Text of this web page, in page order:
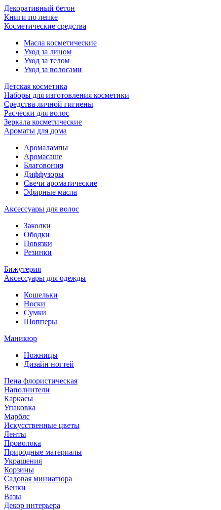
Декоративный бетон
Книги по лепке
Косметические средства
Масла косметические
Уход за лицом
Уход за телом
Уход за волосами
Детская косметика
Наборы для изготовления косметики
Средства личной гигиены
Расчески для волос
Зеркала косметические
Ароматы для дома
Аромалампы
Аромасаше
Благовония
Диффузоры
Свечи ароматические
Эфирные масла
Аксессуары для волос
Заколки
Ободки
Повязки
Резинки
Бижутерия
Аксессуары для одежды
Кошельки
Носки
Сумки
Шопперы
Маникюр
Ножницы
Дизайн ногтей
Пена флористическая
Наполнители
Каркасы
Упаковка
Марблс
Искусственные цветы
Ленты
Проволока
Природные материалы
Украшения
Корзины
Садовая миниатюра
Венки
Вазы
Декор интерьера